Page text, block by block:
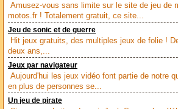
Amusez-vous sans limite sur le site de jeu de
motos.fr ! Totalement gratuit, ce site...
Jeu de sonic et de guerre
Hit jeux gratuits, des multiples jeux de folie !
deux ans,...
Jeux par navigateur
Aujourd'hui les jeux vidéo font partie de notre
en plus de personnes se...
Un jeu de pirate